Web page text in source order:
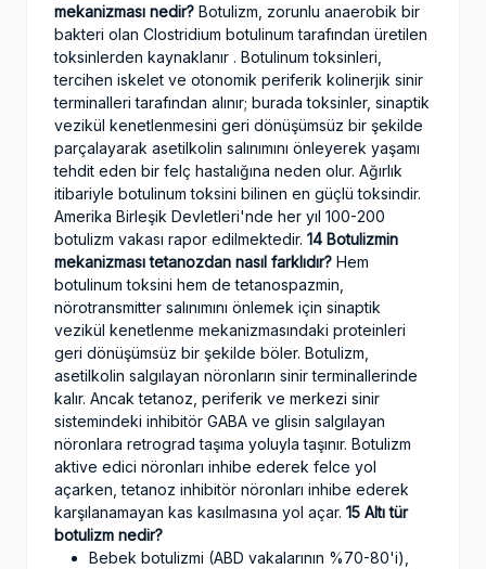
mekanizması nedir? Botulizm, zorunlu anaerobik bir
bakteri olan Clostridium botulinum tarafından üretilen
toksinlerden kaynaklanır . Botulinum toksinleri,
tercihen iskelet ve otonomik periferik kolinerjik sinir
terminalleri tarafından alınır; burada toksinler, sinaptik
vezikül kenetlenmesini geri dönüşümsüz bir şekilde
parçalayarak asetilkolin salınımını önleyerek yaşamı
tehdit eden bir felç hastalığına neden olur. Ağırlık
itibariyle botulinum toksini bilinen en güçlü toksindir.
Amerika Birleşik Devletleri'nde her yıl 100-200
botulizm vakası rapor edilmektedir. 14 Botulizmin
mekanizması tetanozdan nasıl farklıdır? Hem
botulinum toksini hem de tetanospazmin,
nörotransmitter salınımını önlemek için sinaptik
vezikül kenetlenme mekanizmasındaki proteinleri
geri dönüşümsüz bir şekilde böler. Botulizm,
asetilkolin salgılayan nöronların sinir terminallerinde
kalır. Ancak tetanoz, periferik ve merkezi sinir
sistemindeki inhibitör GABA ve glisin salgılayan
nöronlara retrograd taşıma yoluyla taşınır. Botulizm
aktive edici nöronları inhibe ederek felce yol
açarken, tetanoz inhibitör nöronları inhibe ederek
karşılanamayan kas kasılmasına yol açar. 15 Altı tür
botulizm nedir?
Bebek botulizmi (ABD vakalarının %70-80'i),